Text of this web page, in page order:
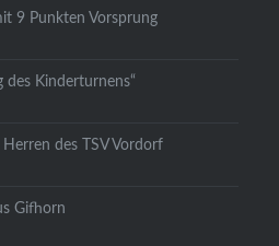
9 Punkten Vorsprung
des Kinderturnens“
des TSV Vordorf
Gifhorn